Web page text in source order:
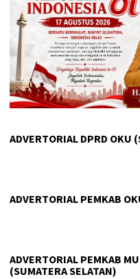
ADVERTORIAL DPRD OKU
ADVERTORIAL PEMKAB
ADVERTORIAL PEMKAB
(SUMATERA SELATAN)